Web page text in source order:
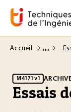
Accueil
M4171 v1
Essais